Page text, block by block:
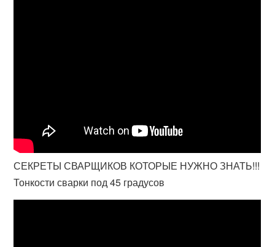
СЕКРЕТЫ СВАРЩИКОВ КОТОРЫЕ НУЖНО ЗНАТЬ!!!
Тонкости сварки под 45 градусов